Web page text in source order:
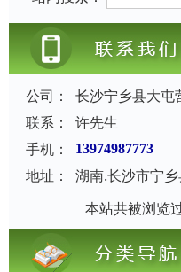
公司：
长沙宁乡县大屯
联系：
许先生
手机：
13974987773
地址：
湖南.长沙市宁
本站共被浏览